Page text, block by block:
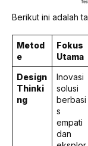
Berikut ini adalah
Metod
e
Fokus
Utama
Design
Thinki
ng
Inovasi
solusi
berbasi
s
empati
dan